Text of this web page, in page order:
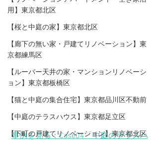
用】東京都北区
【桜と中庭の家】東京都北区
【廊下の無い家・戸建てリノベーション】東
京都練馬区
【ルーバー天井の家・マンションリノベーシ
ョン】東京都板橋区
【猫と中庭の集合住宅】東京都品川区不動前
【中庭のテラスハウス】東京都足立区
【下町の戸建てリノベーション】東京都北区
事例を見る：Case04「中庭のテラスハ